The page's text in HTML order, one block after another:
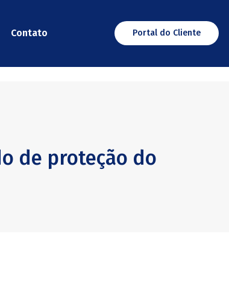
Contato Portal do Cliente
de proteção do